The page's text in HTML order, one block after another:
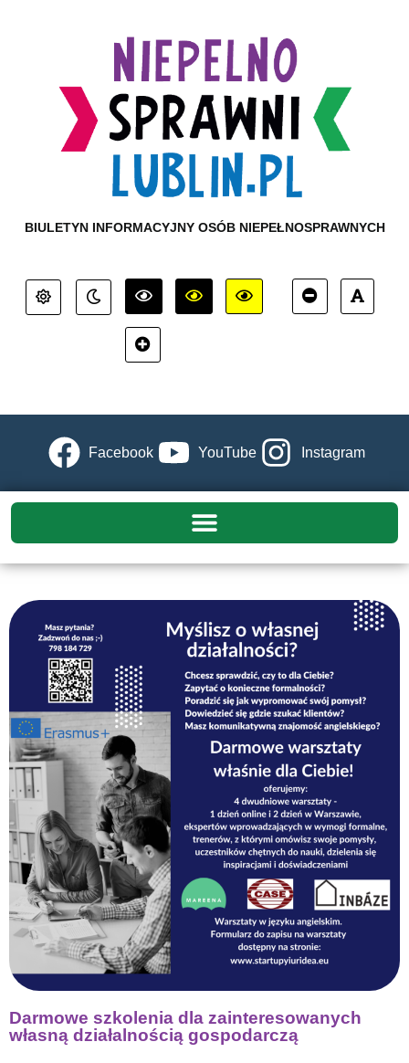
BIULETYN INFORMACYJNY OSÓB NIEPEŁNOSPRAWNYCH
Facebook YouTube Instagram
Darmowe szkolenia dla zainteresowanych
własną działalnością gospodarczą